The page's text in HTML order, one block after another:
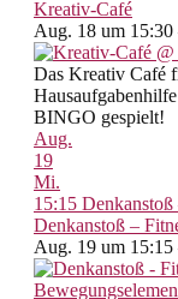
Kreativ-Café
Aug. 18 um 15:30
Das Kreativ Café
BINGO
Aug.
19
Mi.
15:15 Denkanstoß
Denkanstoß –
Aug. 19 um 15:15